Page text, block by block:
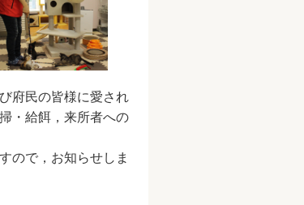
府民の皆様に愛され
・給餌，来所者への
ので，お知らせしま